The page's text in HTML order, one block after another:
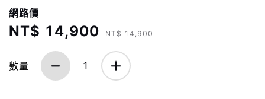
網路價
NT$ 14,900 NT$ 14,900
數量 1